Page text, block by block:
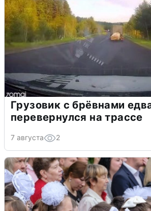
Грузовик с брёвнами
перевернулся на трассе
7 августа 2